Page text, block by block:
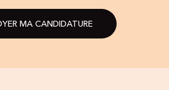
MA CANDIDATURE